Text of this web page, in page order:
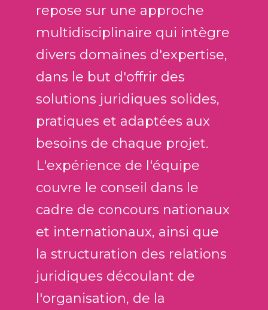
repose sur une approche
multidisciplinaire qui intègre
divers domaines d'expertise,
dans le but d'offrir des
solutions juridiques solides,
pratiques et adaptées aux
besoins de chaque projet.
L'expérience de l'équipe
couvre le conseil dans le
cadre de concours nationaux
et internationaux, ainsi que
la structuration des relations
juridiques découlant de
l'organisation, de la